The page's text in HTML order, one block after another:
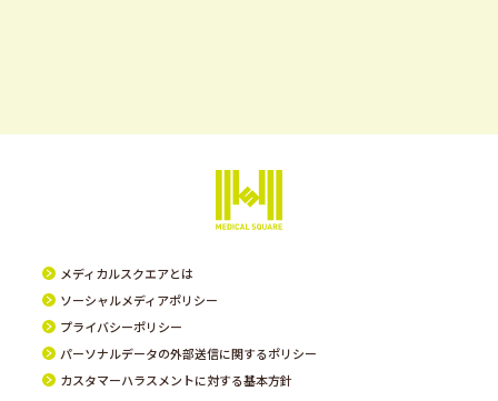
メディカルスクエアとは
ソーシャルメディアポリシー
プライバシーポリシー
パーソナルデータの外部送信に関するポリシー
カスタマーハラスメントに対する基本方針